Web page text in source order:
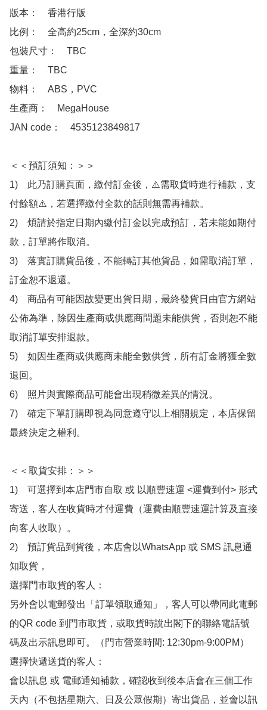
版本：　香港行版
比例：　全高約25cm，全深約30cm
包裝尺寸：　TBC
重量：　TBC
物料：　ABS，PVC
生產商：　MegaHouse
JAN code：　4535123849817
＜＜預訂須知：＞＞
1)　此乃訂購頁面，繳付訂金後，⚠️需取貨時進行補款，支
付餘額⚠️，若選擇繳付全款的話則無需再補款。
2)　煩請於指定日期內繳付訂金以完成預訂，若未能如期付
款，訂單將作取消。
3)　落實訂購貨品後，不能轉訂其他貨品，如需取消訂單，
訂金恕不退還。
4)　商品有可能因故變更出貨日期，最終發貨日由官方網站
公佈為準，除因生產商或供應商問題未能供貨，否則恕不能
取消訂單安排退款。
5)　如因生產商或供應商未能全數供貨，所有訂金將獲全數
退回。
6)　照片與實際商品可能會出現稍微差異的情況。
7)　確定下單訂購即視為同意遵守以上相關規定，本店保留
最終決定之權利。
＜＜取貨安排：＞＞
1)　可選擇到本店門市自取 或 以順豐速運 <運費到付> 形式
寄送，客人在收貨時才付運費（運費由順豐速運計算及直接
向客人收取）。
2)　預訂貨品到貨後，本店會以WhatsApp 或 SMS 訊息通
知取貨，
選擇門市取貨的客人：
另外會以電郵發出「訂單領取通知」，客人可以帶同此電郵
的QR code 到門市取貨，或取貨時說出閣下的聯絡電話號
碼及出示訊息即可。（門市營業時間: 12:30pm-9:00PM）
選擇快遞送貨的客人：
會以訊息 或 電郵通知補款，確認收到後本店會在三個工作
天內（不包括星期六、日及公眾假期）寄出貨品，並會以訊